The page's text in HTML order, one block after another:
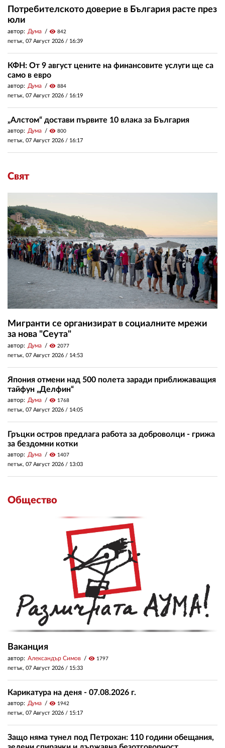
Потребителското доверие в България расте през
юли
автор: Дума visibility 842
петък, 07 Август 2026 / 16:39
КФН: От 9 август цените на финансовите услуги ще са
само в евро
автор: Дума visibility 884
петък, 07 Август 2026 / 16:19
„Алстом“ достави първите 10 влака за България
автор: Дума visibility 800
петък, 07 Август 2026 / 16:17
Свят
Мигранти се организират в социалните мрежи
за нова "Сеута"
автор: Дума visibility 2077
петък, 07 Август 2026 / 14:53
Япония отмени над 500 полета заради приближаващия
тайфун „Делфин“
автор: Дума visibility 1768
петък, 07 Август 2026 / 14:05
Гръцки остров предлага работа за доброволци - грижа
за бездомни котки
автор: Дума visibility 1407
петък, 07 Август 2026 / 13:03
Общество
Ваканция
автор: Александър Симов visibility 1797
петък, 07 Август 2026 / 15:33
Карикатура на деня - 07.08.2026 г.
автор: Дума visibility 1942
петък, 07 Август 2026 / 15:17
Защо няма тунел под Петрохан: 110 години обещания,